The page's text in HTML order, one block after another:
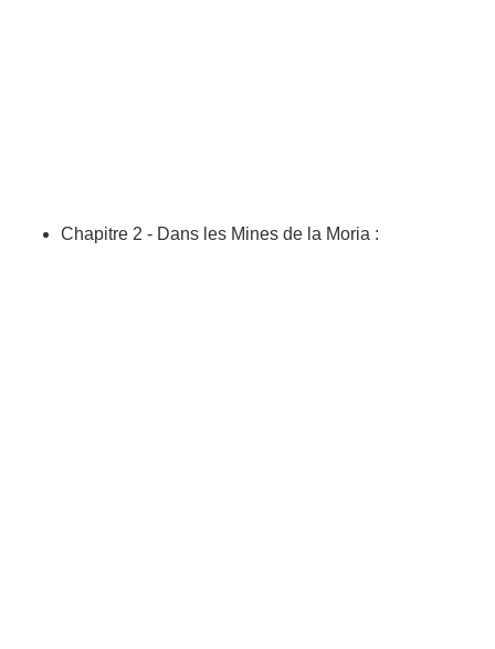
Chapitre 2 - Dans les Mines de la Moria :